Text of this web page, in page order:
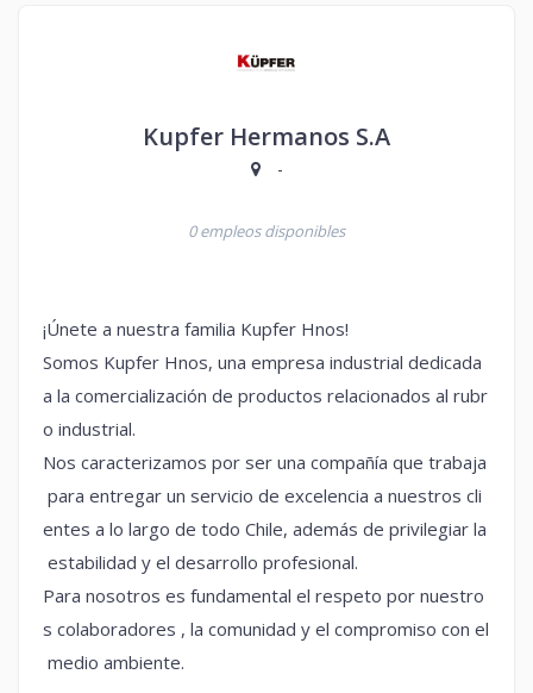
Kupfer Hermanos S.A
-
0 empleos disponibles
¡Únete a nuestra familia Kupfer Hnos!
Somos Kupfer Hnos, una empresa industrial dedicada
a la comercialización de productos relacionados al rubr
o industrial.
Nos caracterizamos por ser una compañía que trabaja
para entregar un servicio de excelencia a nuestros cli
entes a lo largo de todo Chile, además de privilegiar la
estabilidad y el desarrollo profesional.
Para nosotros es fundamental el respeto por nuestro
s colaboradores , la comunidad y el compromiso con el
medio ambiente.